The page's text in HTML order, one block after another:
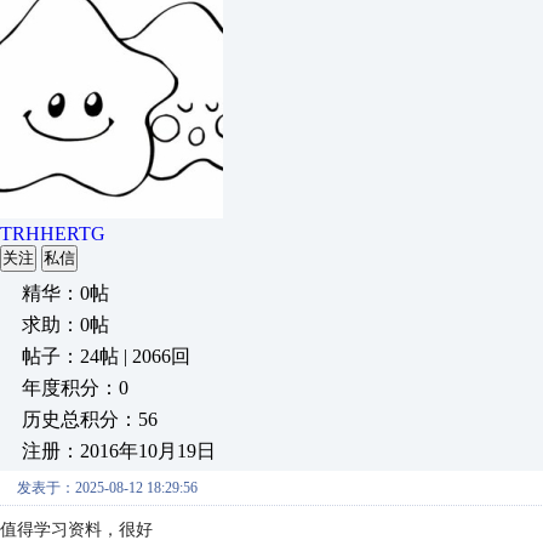
TRHHERTG
关注 私信
精华：0帖
求助：0帖
帖子：24帖 | 2066回
年度积分：0
历史总积分：56
注册：2016年10月19日
发表于：2025-08-12 18:29:56
值得学习资料，很好